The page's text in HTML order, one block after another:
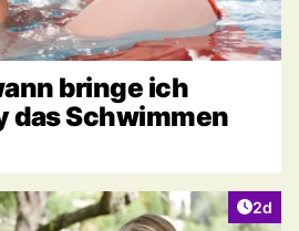
bringe ich
das Schwimmen
2d